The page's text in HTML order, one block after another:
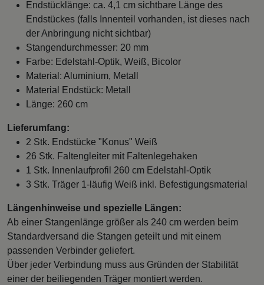
Endstücklänge: ca. 4,1 cm sichtbare Länge des
Endstückes (falls Innenteil vorhanden, ist dieses nach
der Anbringung nicht sichtbar)
Stangendurchmesser: 20 mm
Farbe: Edelstahl-Optik, Weiß, Bicolor
Material: Aluminium, Metall
Material Endstück: Metall
Länge: 260 cm
Lieferumfang:
2 Stk. Endstücke "Konus" Weiß
26 Stk. Faltengleiter mit Faltenlegehaken
1 Stk. Innenlaufprofil 260 cm Edelstahl-Optik
3 Stk. Träger 1-läufig Weiß inkl. Befestigungsmaterial
Längenhinweise und spezielle Längen:
Ab einer Stangenlänge größer als 240 cm werden beim
Standardversand die Stangen geteilt und mit einem
passenden Verbinder geliefert.
Über jeder Verbindung muss aus Gründen der Stabilität
einer der beiliegenden Träger montiert werden.